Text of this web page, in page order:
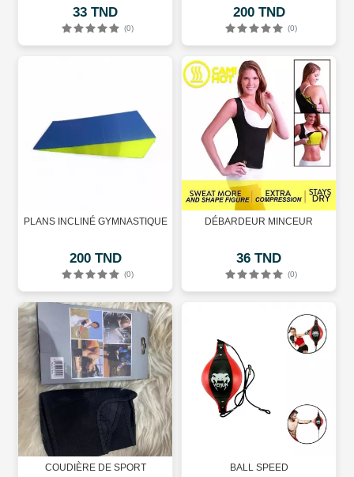
33 TND
(0)
200 TND
(0)
PLANS INCLINÉ GYMNASTIQUE
200 TND
(0)
DÉBARDEUR MINCEUR
36 TND
(0)
COUDIÈRE DE SPORT BALL SPEED